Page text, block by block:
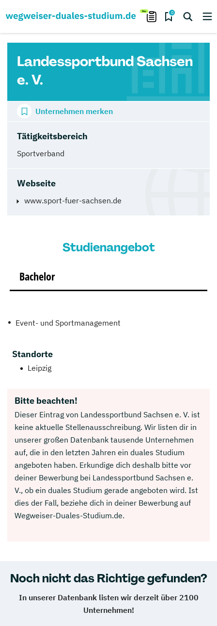
0
Landessportbund Sachsen
e. V.
Tätigkeitsbereich
Sportverband
Webseite
www.sport-fuer-sachsen.de
Unternehmen merken
Studienangebot
Bachelor
Event- und Sportmanagement
Standorte
Leipzig
Bitte beachten!
Dieser Eintrag von Landessportbund Sachsen e. V. ist
keine aktuelle Stellenausschreibung. Wir listen dir in
unserer großen Datenbank tausende Unternehmen
auf, die in den letzten Jahren ein duales Studium
angeboten haben. Erkundige dich deshalb bitte vor
deiner Bewerbung bei Landessportbund Sachsen e.
V., ob ein duales Studium gerade angeboten wird. Ist
dies der Fall, beziehe dich in deiner Bewerbung auf
Wegweiser-Duales-Studium.de.
Noch nicht das Richtige gefunden?
In unserer Datenbank listen wir derzeit über 2100
Unternehmen!